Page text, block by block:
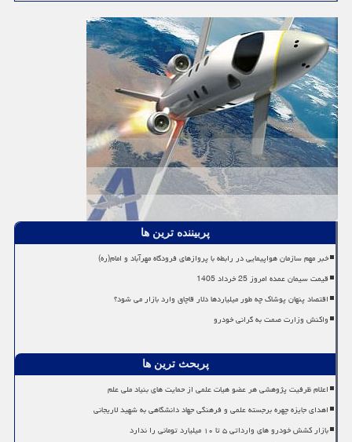
پربیننده ترین ها
خبر مهم سازمان هواپیمایی در رابطه با پروازهای فرودگاه مهرآباد و امام(ره)
قیمت سیمان عمده امروز 25 خرداد 1405
اقتصاد پنهان پوشاک چه طور میلیاردها دلار قاچاق وارد بازار می شود؟
واکنش وزارت صمت به گرانی خودرو
پربحث ترین ها
اعلام ظرفیت پژوهشی هر عضو هیات علمی از حمایت های بنیاد ملی علم
اهدای جایزه چهره برجسته علمی و فرهنگی جهاد دانشگاهی به شهید لاریجانی
بازار کشش خودرو های وارداتی ۵ تا ۱۰ میلیارد تومانی را ندارد